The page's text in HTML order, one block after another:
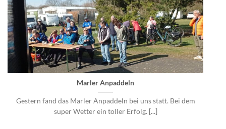
Marler Anpaddeln
Gestern fand das Marler Anpaddeln bei uns statt. Bei dem
super Wetter ein toller Erfolg. [...]